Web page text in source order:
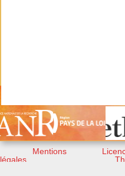
Mentions
légales